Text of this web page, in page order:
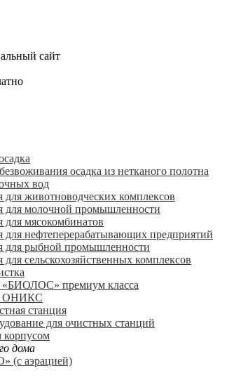
сайт
осадка из нетканого полотна
вод
животноводческих комплексов
для молочной промышленности
мясокомбинатов
нефтеперерабатывающих предприятий
для рыбной промышленности
сельскохозяйственных комплексов
«БИОЛОС» премиум класса
ОНИКС
станция
для очистных станций
дома
(с аэрацией)